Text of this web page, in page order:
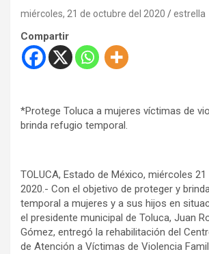
miércoles, 21 de octubre del 2020 estrella
Compartir
*Protege Toluca a mujeres víctimas de
brinda refugio temporal.
TOLUCA, Estado de México, miércoles
2020.- Con el objetivo de proteger y
temporal a mujeres y a sus hijos en
el presidente municipal de Toluca, Juan
Gómez, entregó la rehabilitación del
de Atención a Víctimas de Violencia